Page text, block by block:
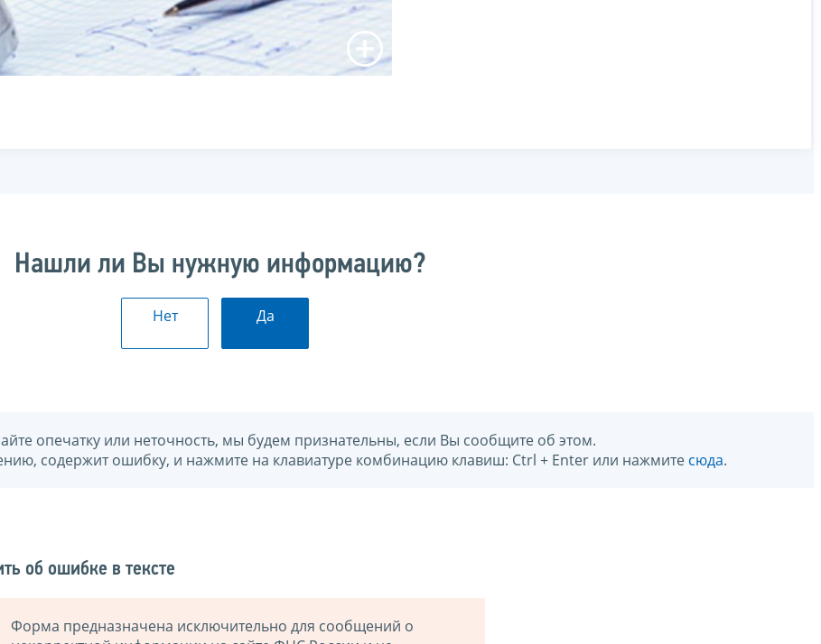
Нашли ли Вы нужную информацию?
Нет Да
опечатку или неточность, мы будем признательны, если Вы сообщите об этом.
содержит ошибку, и нажмите на клавиатуре комбинацию клавиш: Ctrl + Enter или нажмите сюда.
об ошибке в тексте
Форма предназначена исключительно для сообщений о